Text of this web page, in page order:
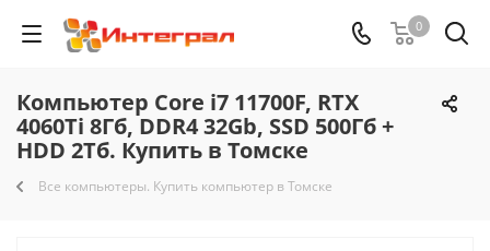
0
Компьютер Core i7 11700F, RTX
4060Ti 8Гб, DDR4 32Gb, SSD 500Гб +
HDD 2Тб. Купить в Томске
Все компьютеры. Купить компьютер в Томске